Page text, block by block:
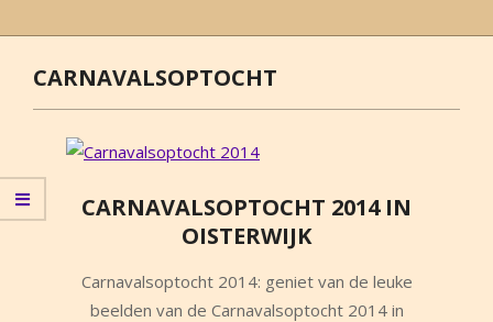
Primary
Navigation
CARNAVALSOPTOCHT
CARNAVALSOPTOCHT 2014 IN
OISTERWIJK
03-Carnavalsoptocht 2014: geniet van de leuke
beelden van de Carnavalsoptocht 2014 in